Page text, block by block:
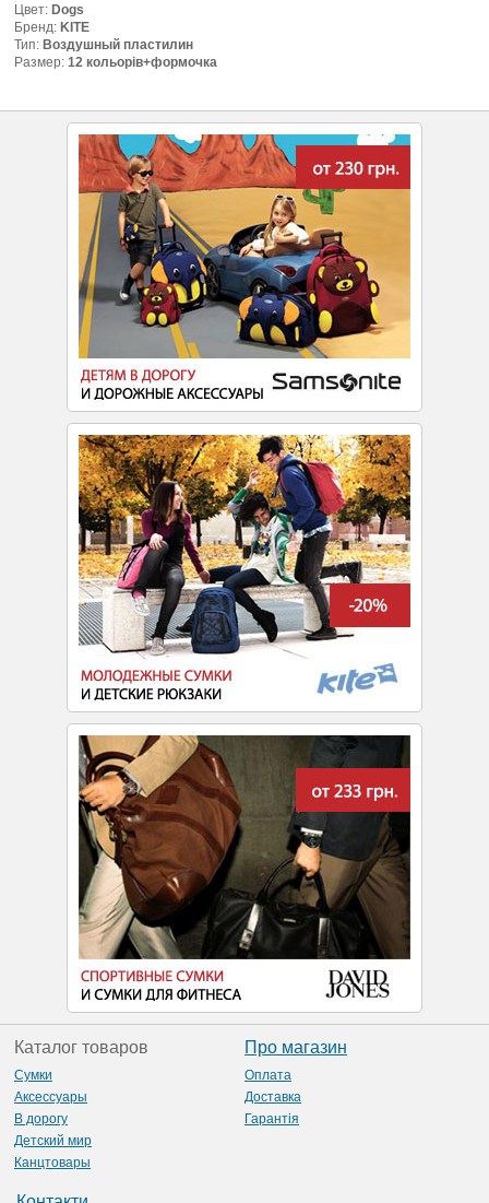
Цвет: Dogs
Бренд: KITE
Тип: Воздушный пластилин
Размер: 12 кольорів+формочка
Каталог товаров
Сумки
Аксессуары
В дорогу
Детский мир
Канцтовары
Про магазин
Оплата
Доставка
Гарантія